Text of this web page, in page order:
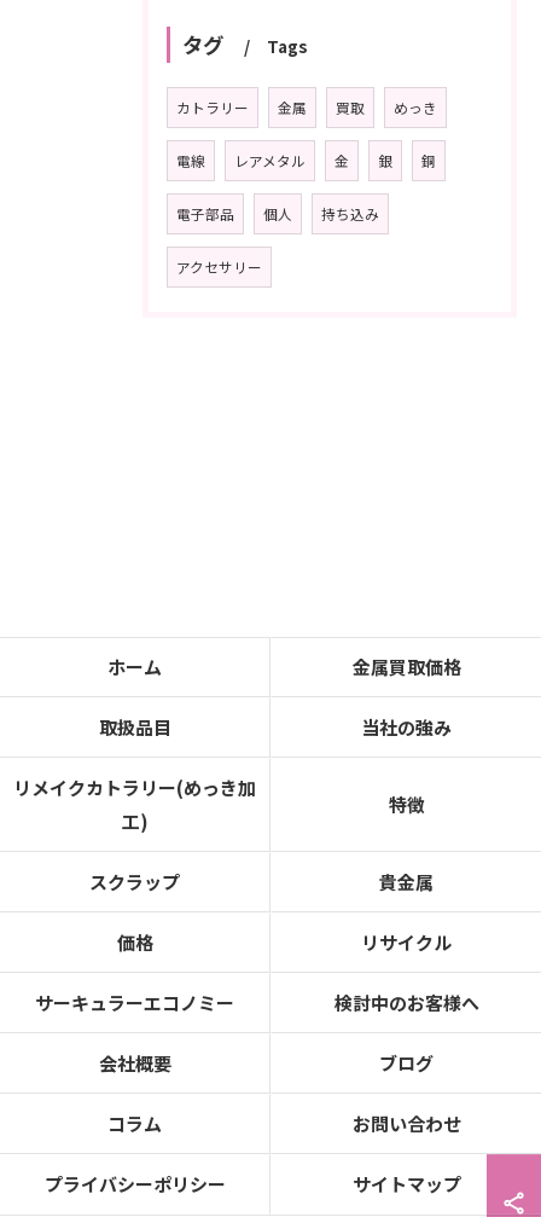
タグ Tags
カトラリー 金属 買取 めっき
電線 レアメタル 金 銀 銅
電子部品 個人 持ち込み
アクセサリー
ホーム 金属買取価格
取扱品目 当社の強み
リメイクカトラリー(めっき加
工)
特徴
スクラップ 貴金属
価格 リサイクル
サーキュラーエコノミー 検討中のお客様へ
会社概要 ブログ
コラム お問い合わせ
プライバシーポリシー サイトマップ